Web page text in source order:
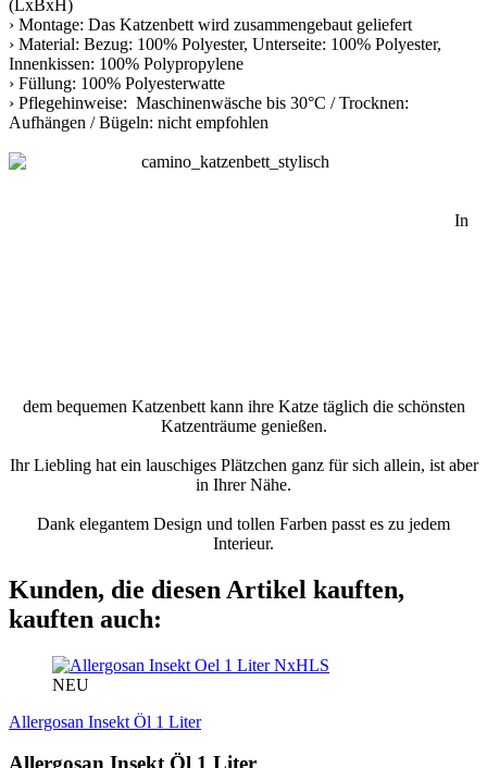
(LxBxH)
› Montage: Das Katzenbett wird zusammengebaut geliefert
› Material: Bezug: 100% Polyester, Unterseite: 100% Polyester,
Innenkissen: 100% Polypropylene
› Füllung: 100% Polyesterwatte
› Pflegehinweise: Maschinenwäsche bis 30°C / Trocknen:
Aufhängen / Bügeln: nicht empfohlen
In
dem bequemen Katzenbett kann ihre Katze täglich die schönsten
Katzenträume genießen.
Ihr Liebling hat ein lauschiges Plätzchen ganz für sich allein, ist aber
in Ihrer Nähe.
Dank elegantem Design und tollen Farben passt es zu jedem
Interieur.
Kunden, die diesen Artikel kauften,
kauften auch:
NxHLS
NEU
Allergosan Insekt Öl 1 Liter
Allergosan Insekt Öl 1 Liter